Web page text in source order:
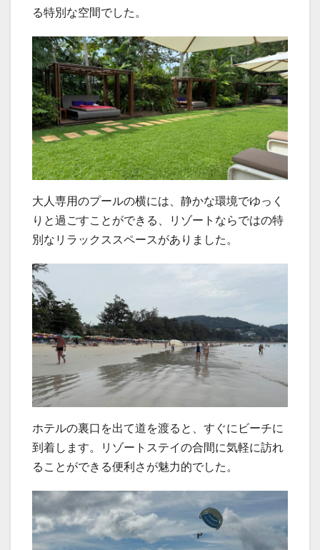
る特別な空間でした。
大人専用のプールの横には、静かな環境でゆっく
りと過ごすことができる、リゾートならではの特
別なリラックススペースがありました。
ホテルの裏口を出て道を渡ると、すぐにビーチに
到着します。リゾートステイの合間に気軽に訪れ
ることができる便利さが魅力的でした。